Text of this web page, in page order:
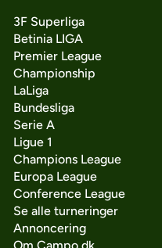
3F Superliga
Betinia LIGA
Premier League
Championship
LaLiga
Bundesliga
Serie A
Ligue 1
Champions League
Europa League
Conference League
Se alle turneringer
Annoncering